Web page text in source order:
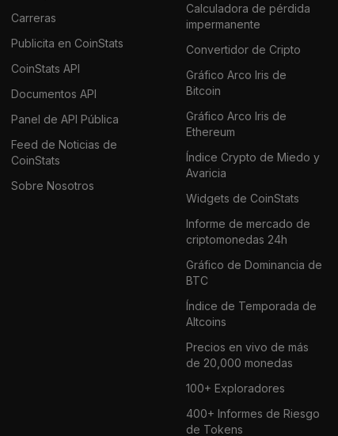
Carreras
Publicita en CoinStats
CoinStats API
Documentos API
Panel de API Pública
Feed de Noticias de
CoinStats
Sobre Nosotros
Calculadora de pérdida
impermanente
Convertidor de Cripto
Gráfico Arco Iris de
Bitcoin
Gráfico Arco Iris de
Ethereum
Índice Crypto de Miedo y
Avaricia
Widgets de CoinStats
Informe de mercado de
criptomonedas 24h
Gráfico de Dominancia de
BTC
Índice de Temporada de
Altcoins
Precios en vivo de más
de 20,000 monedas
100+ Exploradores
400+ Informes de Riesgo
de Tokens